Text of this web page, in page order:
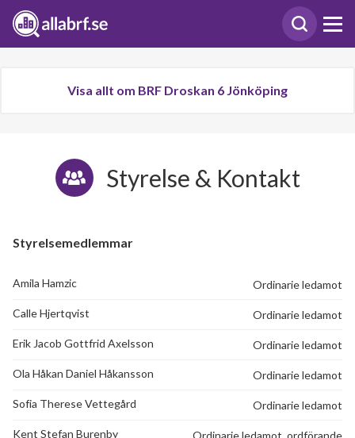
Visa allt om BRF Droskan 6 Jönköping
Styrelse & Kontakt
Styrelsemedlemmar
Amila Hamzic Ordinarie ledamot
Calle Hjertqvist Ordinarie ledamot
Erik Jacob Gottfrid Axelsson Ordinarie ledamot
Ola Håkan Daniel Håkansson Ordinarie ledamot
Sofia Therese Vettegård Ordinarie ledamot
Kent Stefan Burenby Ordinarie ledamot, ordförande